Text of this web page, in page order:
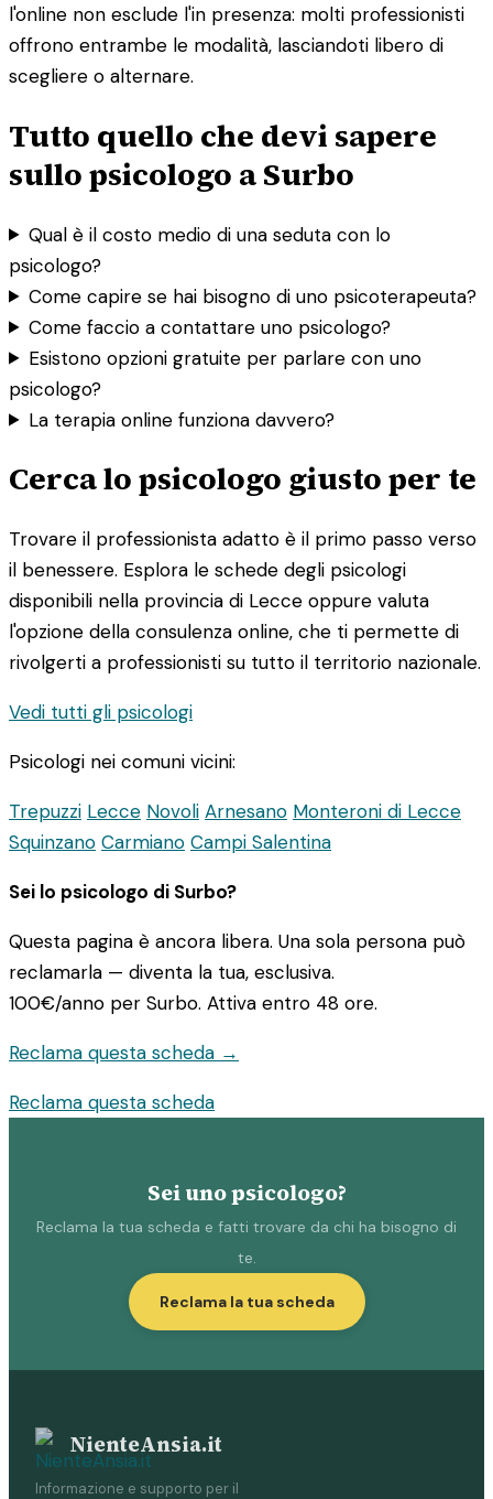
l'online non esclude l'in presenza: molti professionisti
offrono entrambe le modalità, lasciandoti libero di
scegliere o alternare.
Tutto quello che devi sapere
sullo psicologo a Surbo
Qual è il costo medio di una seduta con lo
psicologo?
Come capire se hai bisogno di uno psicoterapeuta?
Come faccio a contattare uno psicologo?
Esistono opzioni gratuite per parlare con uno
psicologo?
La terapia online funziona davvero?
Cerca lo psicologo giusto per te
Trovare il professionista adatto è il primo passo verso
il benessere. Esplora le schede degli psicologi
disponibili nella provincia di Lecce oppure valuta
l'opzione della consulenza online, che ti permette di
rivolgerti a professionisti su tutto il territorio nazionale.
Vedi tutti gli psicologi
Psicologi nei comuni vicini:
Trepuzzi Lecce Novoli Arnesano Monteroni di Lecce
Squinzano Carmiano Campi Salentina
Sei lo psicologo di Surbo?
Questa pagina è ancora libera. Una sola persona può
reclamarla — diventa la tua, esclusiva.
100€/anno per Surbo. Attiva entro 48 ore.
Reclama questa scheda →
Reclama questa scheda
Sei uno psicologo?
Reclama la tua scheda e fatti trovare da chi ha bisogno di
te.
Reclama la tua scheda
NienteAnsia.it
Informazione e supporto per il